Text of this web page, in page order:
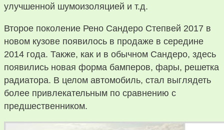
улучшенной шумоизоляцией и т.д.
Второе поколение Рено Сандеро Степвей 2017 в
новом кузове появилось в продаже в середине
2014 года. Также, как и в обычном Сандеро, здесь
появились новая форма бамперов, фары, решетка
радиатора. В целом автомобиль, стал выглядеть
более привлекательным по сравнению с
предшественником.